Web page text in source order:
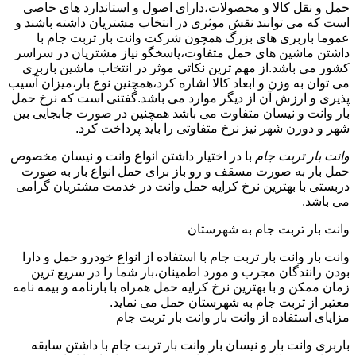
حمل و نقل کالا و محصولات،دارای اصول و استاندارد های خاصی
است که می توانند نقش موثری در انتخاب مشتریان داشته باشند و
عموما باربری های بزرگ همچون شرکت وانت بار تربت جام با
داشتن ماشین های حمل متفاوت،پاسخگو نیاز مشتریان در سراسر
کشور می باشد.از مهم ترین نکاتی موثر در انتخاب ماشین باربری
می توان به وزن و ابعاد کالا اشاره کرد،همچنین نوع بار،میزان آسیب
پذیری و ارزش آن از دیگر موارد می باشد.گفتنی است که نرخ حمل
بار وانت و نیسان متفاوت می باشد همچنین در صورت جابجایی بین
شهر و دورن شهر نیز نرخ متفاوتی را باید پرداخت کرد.
وانت بار تربت جام با در اختیار داشتن انواع وانت و نیسان مخصوص
حمل بار به صورت مسقف و رو باز برای حمل انواع بار به صورت
دربستی با بهترین نرخ کرایه حمل وانت در خدمت مشتریان گرامی
می باشد.
وانت بار تربت جام به شهرستان
وانت بار وانت بار تربت جام با استفاده از انواع خودرو حمل و دارا
بودن رانندگان مجرب و مورد اطمینان،بار شما را در سریع ترین
زمان ممکن و با بهترین نرخ کرایه حمل همراه با بارنامه و بیمه نامه
معتبر از تربت جام به شهرستان حمل می نماید.
مزایای استفاده از وانت بار وانت بار تربت جام
باربری وانت بار و نیسان بار وانت بار تربت جام با داشتن سابقه